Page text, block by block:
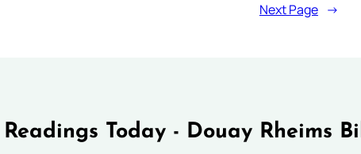
Next Page →
Today - Douay Rheims